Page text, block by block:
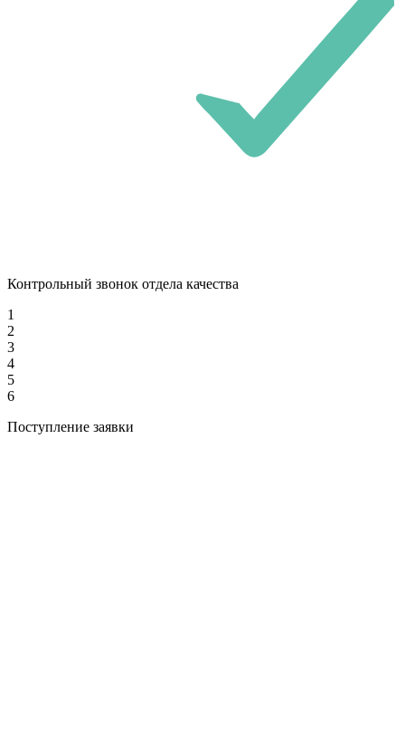
Контрольный звонок отдела качества
1
2
3
4
5
6
Поступление заявки